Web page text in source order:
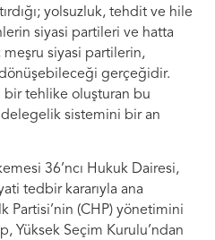
yolsuzluk, tehdit ve hile
siyasi partileri ve hatta
siyasi partilerin,
gerçeğidir.
tehlike oluşturan bu
delegelik sistemini bir an
36’ncı Hukuk Dairesi,
tedbir kararıyla ana
Partisi’nin (CHP) yönetimini
Yüksek Seçim Kurulu’ndan